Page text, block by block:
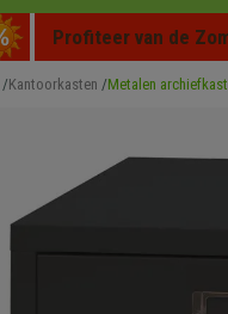
Profiteer van de
Kantoorkasten Metalen